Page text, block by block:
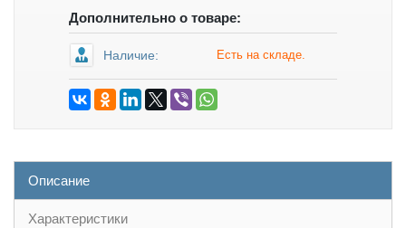
Дополнительно о товаре:
Наличие: Есть на складе.
Описание
Характеристики